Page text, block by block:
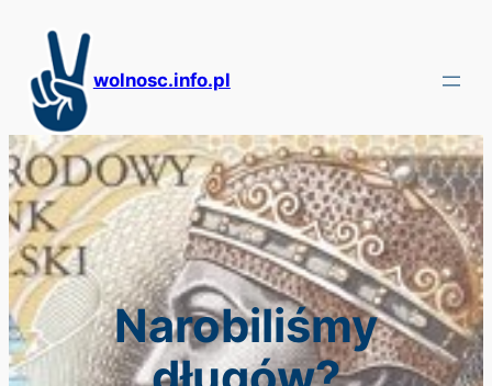
treści
wolnosc.info.pl
Narobiliśmy